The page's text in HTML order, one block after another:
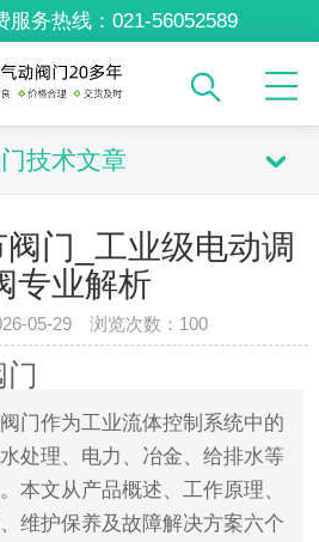
服务热线： 021-56052589
技术文章
门_工业级电动调
专业解析
05-29 浏览次数： 100
门作为工业流体控制系统中的
处理、电力、冶金、给排水等
本文从产品概述、工作原理、
维护保养及故障解决方案六个